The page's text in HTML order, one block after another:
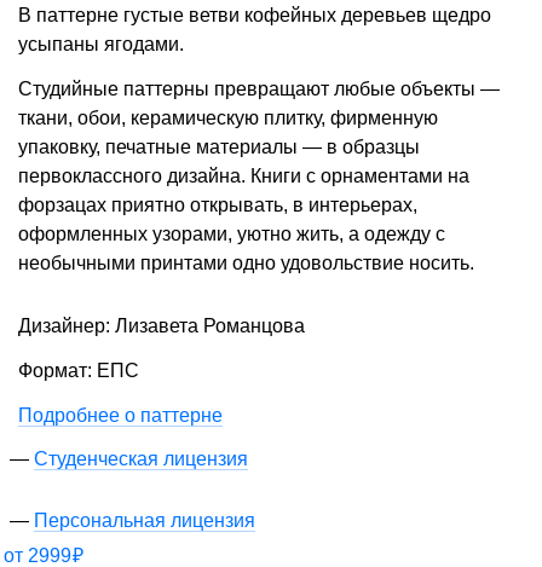
В паттерне густые ветви кофейных деревьев щедро
усыпаны ягодами.
Студийные паттерны превращают любые объекты —
ткани, обои, керамическую плитку, фирменную
упаковку, печатные материалы — в образцы
первоклассного дизайна. Книги с орнаментами на
форзацах приятно открывать, в интерьерах,
оформленных узорами, уютно жить, а одежду с
необычными принтами одно удовольствие носить.
Дизайнер: Лизавета Романцова
Формат: ЕПС
Подробнее о паттерне
Студенческая лицензия
Персональная лицензия
от 2999₽